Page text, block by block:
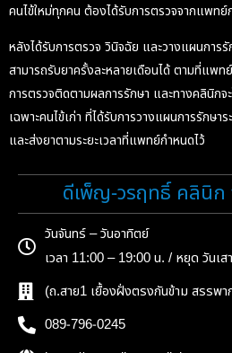
คนไข้ใหม่ทุกคน ต้องได้รับการตรวจจากแพทย์
หลังได้รับการตรวจ วินิจฉัย และวางแผนการ
สามารถรับยาครั้งละหลายเดือนได้ ตามที่แพ
การตรวจติดตามผลการรักษา และทางคลินิกจ
เฉพาะคนไข้เก่า ที่ได้รับการวางแผนการรักษา
และส่งยาตามระยะเวลาที่แพทย์กำหนดไว้
ดีเพ็ญ-วรฤทธิ์ คลินิก
วันจันทร์ – วันอาทิตย์
เวลา 11:00 – 19:00 น. / หยุด วันเส
(ถ.สาย1 เยื้องฝั่งตรงกันข้าม สรรพา
089-796-0245